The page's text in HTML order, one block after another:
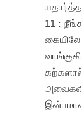
11 :